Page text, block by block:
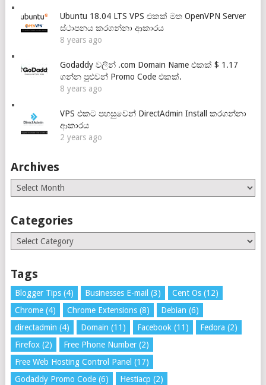
Ubuntu 18.04 LTS VPS එකක් මත OpenVPN Server
ස්ථාපනය කරගන්නා ආකාරය
8 years ago
Godaddy වලින් .com Domain Name එකක් $ 1.17
ගන්න පුළුවන් Promo Code එකක්.
8 years ago
VPS එකට පහසුවෙන් DirectAdmin Install කරගන්නා
ආකාරය
2 years ago
Archives
Archives
Categories
Categories
Tags
Blogger Tips(4) Businesses E-mail (3) Cent Os(12)
Chrome(4) Chrome Extensions(8) Debian (6)
directadmin (4) Domain (11) Facebook(11) Fedora (2)
Firefox(2) Free Phone Number(2)
Free Web Hosting Control Panel (17)
Godaddy Promo Code(6) Hestiacp (2)